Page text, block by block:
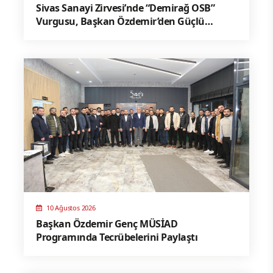
Sivas Sanayi Zirvesi’nde “Demirağ OSB”
Vurgusu, Başkan Özdemir’den Güçlü
10 Ağustos 2026
Başkan Özdemir Genç MÜSİAD
Programında Tecrübelerini Paylaştı